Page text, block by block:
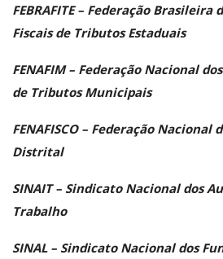
FEBRAFITE – Federação Brasileira
Fiscais de Tributos Estaduais
FENAFIM – Federação Nacional
de Tributos Municipais
FENAFISCO – Federação Nacional
Distrital
SINAIT – Sindicato Nacional dos
Trabalho
SINAL – Sindicato Nacional dos